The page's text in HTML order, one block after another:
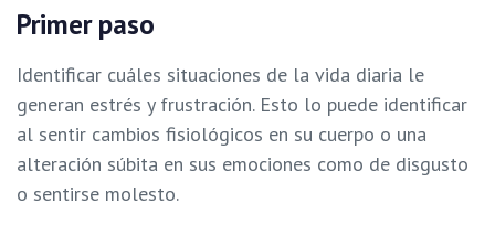
Primer paso
Identificar cuáles situaciones de la vida diaria le
generan estrés y frustración. Esto lo puede identificar
al sentir cambios fisiológicos en su cuerpo o una
alteración súbita en sus emociones como de disgusto
o sentirse molesto.